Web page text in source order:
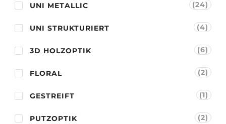
UNI METALLIC (24)
UNI STRUKTURIERT (4)
3D HOLZOPTIK (6)
FLORAL (2)
GESTREIFT (1)
PUTZOPTIK (2)